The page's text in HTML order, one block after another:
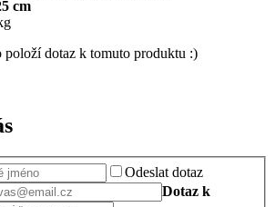
cm
dotaz k tomuto produktu :)
Odeslat dotaz
Dotaz k